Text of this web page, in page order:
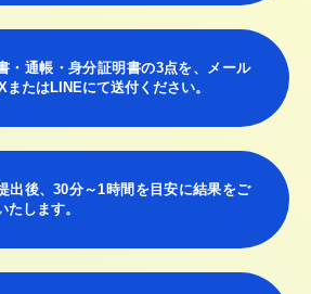
・通帳・身分証明書の3点を、メール
またはLINEにて送付ください。
出後、30分～1時間を目安に結果をご
たします。